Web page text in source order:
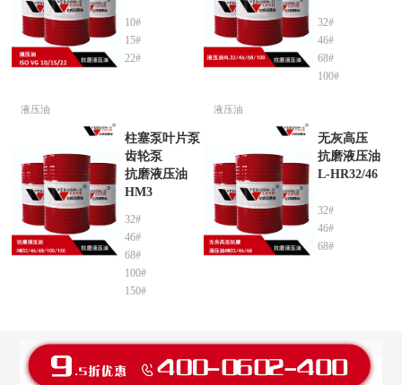
10#
15#
22#
32#
46#
68#
100#
液压油
柱塞泵叶片泵
齿轮泵
抗磨液压油
HM3
32#
46#
68#
100#
150#
液压油
无灰高压
抗磨液压油
L-HR32/46
32#
46#
68#